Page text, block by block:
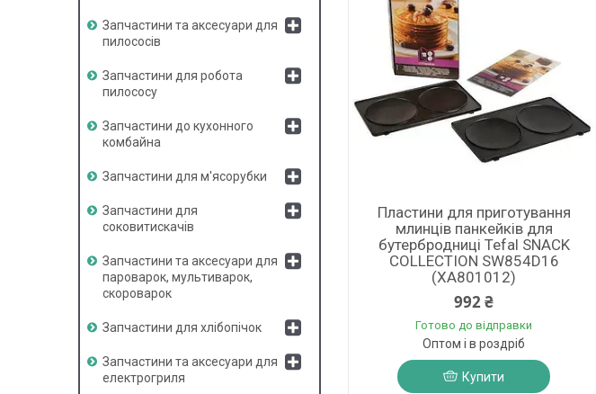
Пластини для приготування
млинців панкейків для
бутербродниці Tefal SNACK
COLLECTION SW854D16
(XA801012)
992 ₴
Готово до відправки
Оптом і в роздріб
Купити
Запчастини та аксесуари для
пилососів
Запчастини для робота
пилососу
Запчастини до кухонного
комбайна
Запчастини для м'ясорубки
Запчастини для
соковитискачів
Запчастини та аксесуари для
пароварок, мультиварок,
скороварок
Запчастини для хлібопічок
Запчастини та аксесуари для
електрогриля